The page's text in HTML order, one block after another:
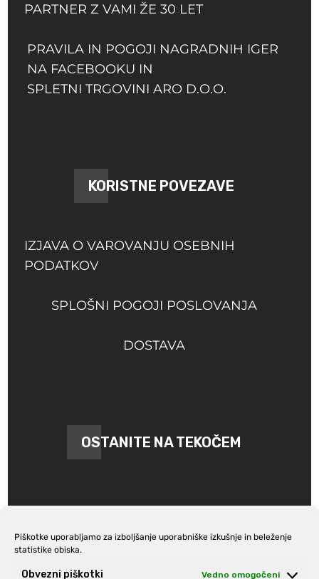
Piškotke uporabljamo za izboljšanje uporabniške izkušnje in beleženje
statistike obiska.
Obvezni piškotki Vedno omogočeni
PARTNER Z VAMI ŽE 30 LET
PRAVILA IN POGOJI NAGRADNIH IGER
NA FACEBOOKU IN
SPLETNI TRGOVINI ARO D.O.O.
KORISTNE POVEZAVE
IZJAVA O VAROVANJU OSEBNIH
PODATKOV
SPLOŠNI POGOJI POSLOVANJA
DOSTAVA
OSTANITE NA TEKOČEM